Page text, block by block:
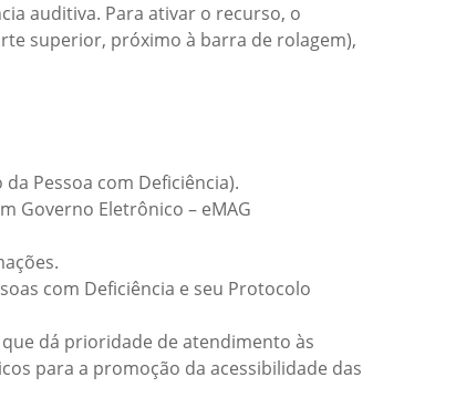
auditiva. Para ativar o recurso, o
superior, próximo à barra de rolagem),
Pessoa com Deficiência).
Governo Eletrônico – eMAG
com Deficiência e seu Protocolo
que dá prioridade de atendimento às
para a promoção da acessibilidade das